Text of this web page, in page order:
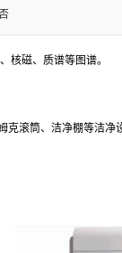
核磁、质谱等图谱。
滚筒、洁净棚等洁